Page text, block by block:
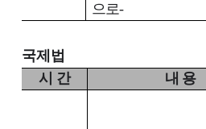
으로-
국제법
시 간
내 용